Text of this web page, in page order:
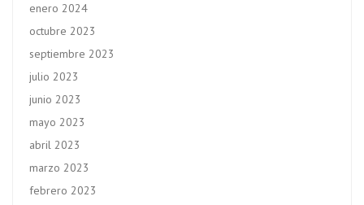
enero 2024
octubre 2023
septiembre 2023
julio 2023
junio 2023
mayo 2023
abril 2023
marzo 2023
febrero 2023